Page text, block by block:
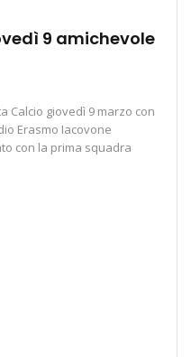
9 amichevole
Calcio giovedì 9 marzo con
Erasmo Iacovone
con la prima squadra